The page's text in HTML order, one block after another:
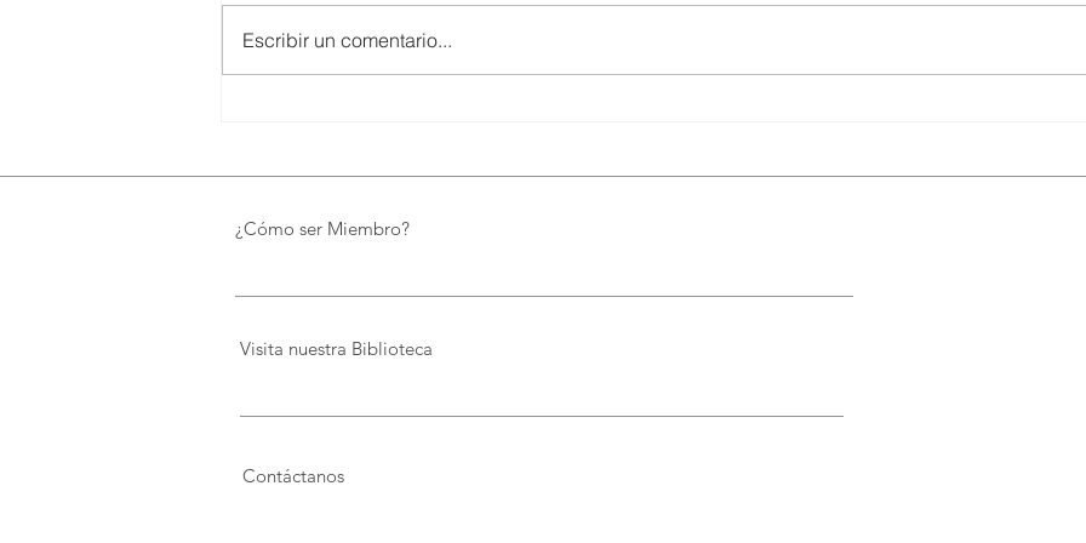
Biblioteca de FUNDACIÓN
preserva el patrimonio y
futuro de Galápagos
Escribir un comentario...
¿Cómo ser Miembro?
Visita nuestra Biblioteca
Contáctanos